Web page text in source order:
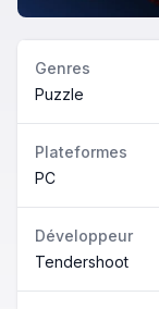
Genres
Puzzle
Plateformes
PC
Développeur
Tendershoot